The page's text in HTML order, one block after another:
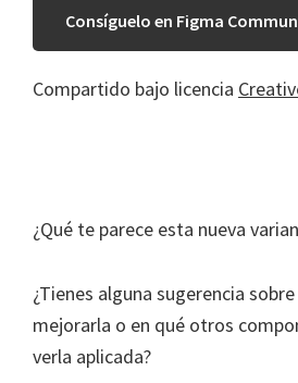
Consíguelo en Figma
Compartido bajo licencia
¿Qué te parece esta nueva
¿Tienes alguna sugerencia
mejorarla o en qué otros
verla aplicada?